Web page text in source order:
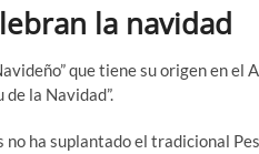
la navidad
que tiene su origen en el
la Navidad”.
ha suplantado el tradicional